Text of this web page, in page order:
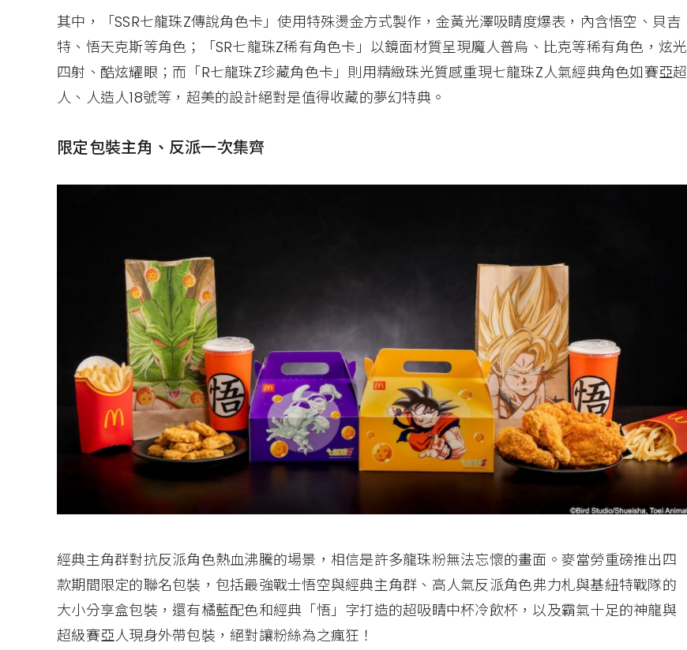
其中，「SSR七龍珠Z傳說角色卡」使用特殊燙金方式製作，金黃光澤吸睛度爆表，內含悟空、貝吉
特、悟天克斯等角色；「SR七龍珠Z稀有角色卡」以鏡面材質呈現魔人普烏、比克等稀有角色，炫光
四射、酷炫耀眼；而「R七龍珠Z珍藏角色卡」則用精緻珠光質感重現七龍珠Z人氣經典角色如賽亞超
人、人造人18號等，超美的設計絕對是值得收藏的夢幻特典。
限定包裝主角、反派一次集齊
經典主角群對抗反派角色熱血沸騰的場景，相信是許多龍珠粉無法忘懷的畫面。麥當勞重磅推出四
款期間限定的聯名包裝，包括最強戰士悟空與經典主角群、高人氣反派角色弗力札與基紐特戰隊的
大小分享盒包裝，還有橘藍配色和經典「悟」字打造的超吸睛中杯冷飲杯，以及霸氣十足的神龍與
超級賽亞人現身外帶包裝，絕對讓粉絲為之瘋狂！